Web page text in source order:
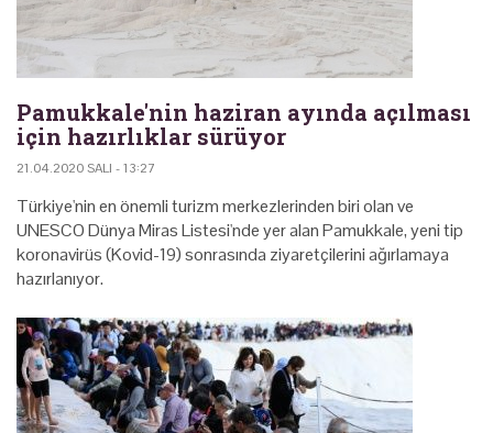
Pamukkale'nin haziran ayında açılması
için hazırlıklar sürüyor
21.04.2020 SALI - 13:27
Türkiye'nin en önemli turizm merkezlerinden biri olan ve
UNESCO Dünya Miras Listesi'nde yer alan Pamukkale, yeni tip
koronavirüs (Kovid-19) sonrasında ziyaretçilerini ağırlamaya
hazırlanıyor.